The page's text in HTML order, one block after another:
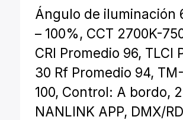
Ángulo de iluminación
– 100%, CCT 2700K-
CRI Promedio 96, TLCI
30 Rf Promedio 94,
100, Control: A bordo,
NANLINK APP, DMX/